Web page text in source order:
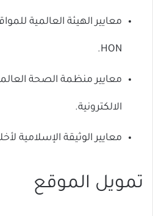
معايير الهيئة العالمية
HON.
الالكترونية.
معايير الوثيقة الإسلامية
تمويل الموقع